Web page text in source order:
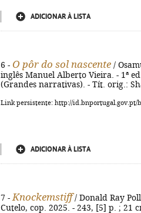
ADICIONAR À LISTA
6 - O pôr do sol nascente /
inglês Manuel Alberto Vieira. - 1ª
(Grandes narrativas). - Tít. orig.:
Link persistente: http://id.bnportugal.gov.pt/
ADICIONAR À LISTA
7 - Knockemstiff/ Donald Ray
Cutelo, cop. 2025. - 243, [5] p. ; 21